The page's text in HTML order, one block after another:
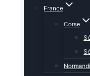
France
Corse